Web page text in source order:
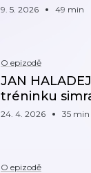
9. 5. 2026 49 min
O epizodě
JAN
tréninku
24. 4. 2026 35 min
O epizodě